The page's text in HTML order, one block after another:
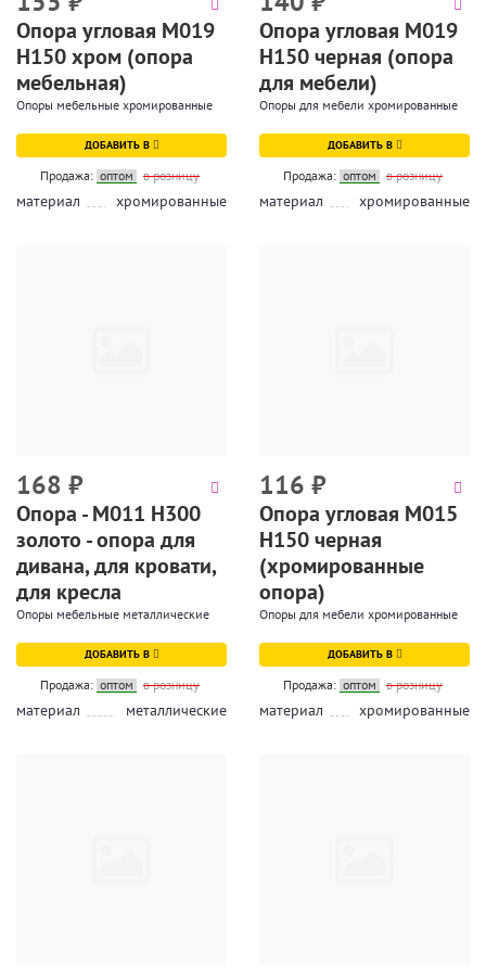
Опора угловая М019
Н150 хром (опора
мебельная)
Опоры мебельные хромированные
ДОБАВИТЬ В
Продажа: оптом в розницу
материал хромированные
Опора угловая М019
Н150 черная (опора
для мебели)
Опоры для мебели хромированные
ДОБАВИТЬ В
Продажа: оптом в розницу
материал хромированные
168 ₽
Опора - М011 Н300
золото - опора для
дивана, для кровати,
для кресла
Опоры мебельные металлические
ДОБАВИТЬ В
Продажа: оптом в розницу
материал металлические
116 ₽
Опора угловая М015
Н150 черная
(хромированные
опора)
Опоры для мебели хромированные
ДОБАВИТЬ В
Продажа: оптом в розницу
материал хромированные